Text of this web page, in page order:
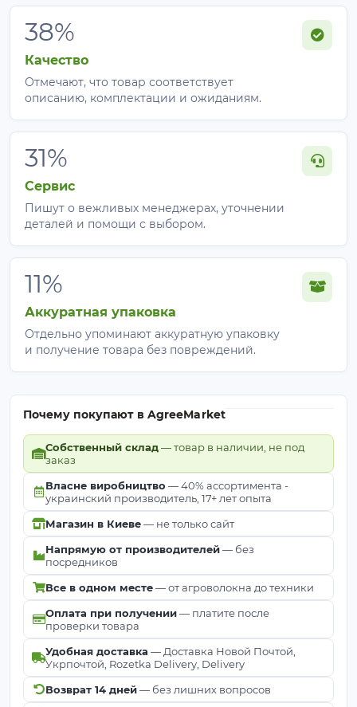
38%
Качество
Отмечают, что товар соответствует
описанию, комплектации и ожиданиям.
31%
Сервис
Пишут о вежливых менеджерах, уточнении
деталей и помощи с выбором.
11%
Аккуратная упаковка
Отдельно упоминают аккуратную упаковку
и получение товара без повреждений.
Почему покупают в AgreeMarket
Собственный склад— товар в наличии, не под
заказ
Власне виробництво — 40% ассортимента -
украинский производитель, 17+ лет опыта
Магазин в Киеве— не только сайт
Напрямую от производителей— без
посредников
Все в одном месте— от агроволокна до техники
Оплата при получении— платите после
проверки товара
Удобная доставка — Доставка Новой Почтой,
Укрпочтой, Rozetka Delivery, Delivery
Возврат 14 дней— без лишних вопросов